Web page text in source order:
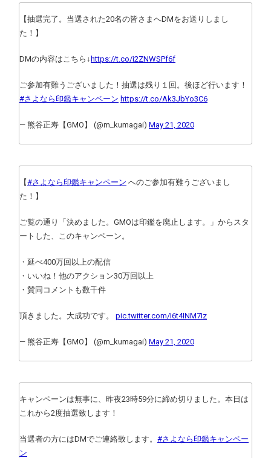
【抽選完了。当選された20名の皆さまへDMをお送りしまし
た！】
DMの内容はこちら↓ https://t.co/i2ZNWSPf6f
ご参加有難うございました！抽選は残り１回。後ほど行います！
#さよなら印鑑キャンペーン https://t.co/Ak3JbYo3C6
— 熊谷正寿【GMO】 (@m_kumagai) May 21, 2020
【#さよなら印鑑キャンペーン へのご参加有難うございまし
た！】
ご覧の通り「決めました。GMOは印鑑を廃止します。」からスタ
ートした、このキャンペーン。
・延べ400万回以上の配信
・いいね！他のアクション30万回以上
・賛同コメントも数千件
頂きました。大成功です。 pic.twitter.com/I6t4INM7Iz
— 熊谷正寿【GMO】 (@m_kumagai) May 21, 2020
キャンペーンは無事に、昨夜23時59分に締め切りました。本日は
これから2度抽選致します！
当選者の方にはDMでご連絡致します。 #さよなら印鑑キャンペー
ン